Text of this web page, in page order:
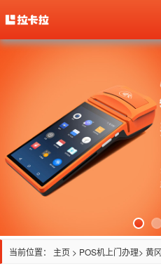
当前位置： 主页 > POS机上门办理> 黄